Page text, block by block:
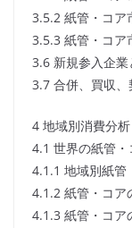
3.5.2 紙管・コア
3.5.3 紙管・コア
3.6 新規参入企
3.7 合併、買収
4 地域別消費分析
4.1 世界の紙管
4.1.1 地域別紙管
4.1.2 紙管・コア
4.1.3 紙管・コア